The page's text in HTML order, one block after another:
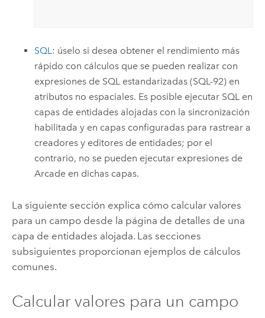
SQL: úselo si desea obtener el rendimiento más
rápido con cálculos que se pueden realizar con
expresiones de SQL estandarizadas (SQL-92) en
atributos no espaciales. Es posible ejecutar SQL en
capas de entidades alojadas con la sincronización
habilitada y en capas configuradas para rastrear a
creadores y editores de entidades; por el
contrario, no se pueden ejecutar expresiones de
Arcade en dichas capas.
La siguiente sección explica cómo calcular valores
para un campo desde la página de detalles de una
capa de entidades alojada. Las secciones
subsiguientes proporcionan ejemplos de cálculos
comunes.
Calcular valores para un campo